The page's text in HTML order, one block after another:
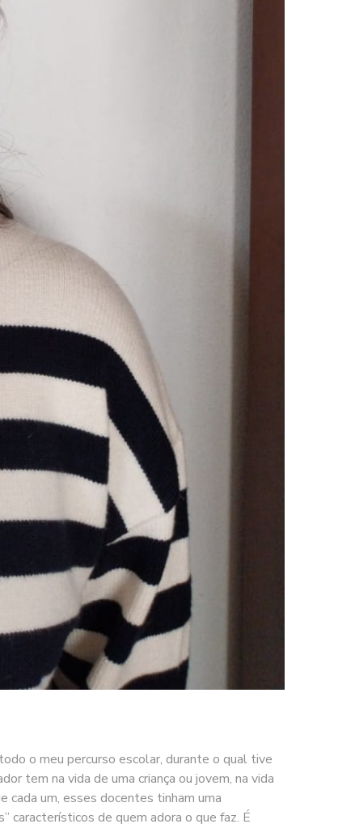
o meu percurso escolar, durante o qual tive
tem na vida de uma criança ou jovem, na vida
cada um, esses docentes tinham uma
característicos de quem adora o que faz. É